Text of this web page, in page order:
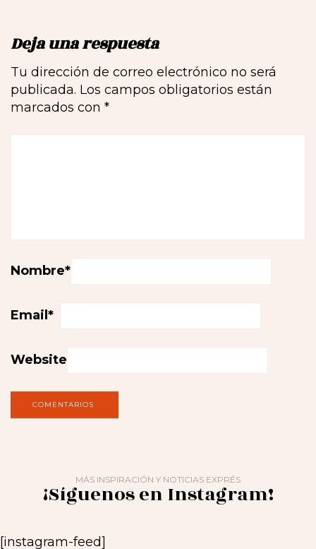
Deja una respuesta
Tu dirección de correo electrónico no será
publicada. Los campos obligatorios están
marcados con *
Nombre*
Email *
Website
MÁS INSPIRACIÓN Y NOTICIAS EXPRÉS
¡Síguenos en Instagram!
[instagram-feed]